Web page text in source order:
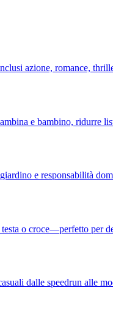
azione, romance,
e bambino, ridurre
e responsabilità
o croce—perfetto per
dalle speedrun alle